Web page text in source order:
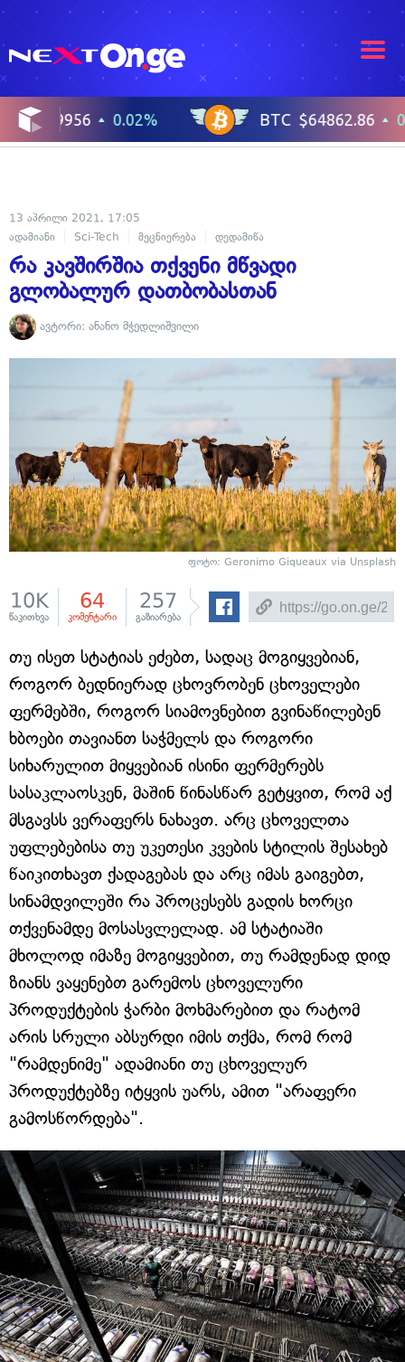
13 აპრილი 2021, 17:05
ადამიანი
Sci-Tech მეცნიერება დედამიწა
რა კავშირშია თქვენი მწვადი
გლობალურ დათბობასთან
ავტორი: ანანო მჭედლიშვილი
ფოტო: Geronimo Giqueaux via Unsplash
10K
წაკითხვა
64
კომენტარი
257
გაზიარება
თუ ისეთ სტატიას ეძებთ, სადაც მოგიყვებიან,
როგორ ბედნიერად ცხოვრობენ ცხოველები
ფერმებში, როგორ სიამოვნებით გვინაწილებენ
ხბოები თავიანთ საჭმელს და როგორი
სიხარულით მიყვებიან ისინი ფერმერებს
სასაკლაოსკენ, მაშინ წინასწარ გეტყვით, რომ აქ
მსგავსს ვერაფერს ნახავთ. არც ცხოველთა
უფლებებისა თუ უკეთესი კვების სტილის შესახებ
წაიკითხავთ ქადაგებას და არც იმას გაიგებთ,
სინამდვილეში რა პროცესებს გადის ხორცი
თქვენამდე მოსასვლელად. ამ სტატიაში
მხოლოდ იმაზე მოგიყვებით, თუ რამდენად დიდ
ზიანს ვაყენებთ გარემოს ცხოველური
პროდუქტების ჭარბი მოხმარებით და რატომ
არის სრული აბსურდი იმის თქმა, რომ რომ
"რამდენიმე" ადამიანი თუ ცხოველურ
პროდუქტებზე იტყვის უარს, ამით "არაფერი
გამოსწორდება".